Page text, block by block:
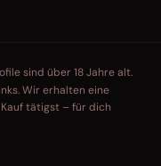
sind über 18 Jahre alt.
Wir erhalten eine
Kauf tätigst – für dich